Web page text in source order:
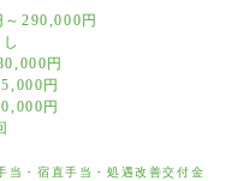
290,000円
円
円
円
・宿直手当・処遇改善交付金